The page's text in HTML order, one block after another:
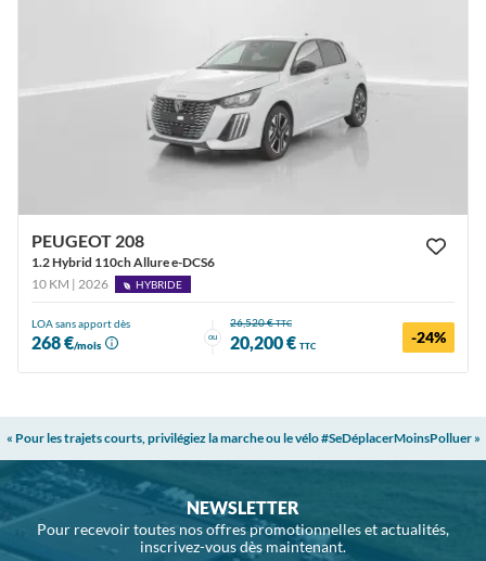
PEUGEOT 208
1.2 Hybrid 110ch Allure e-DCS6
10 KM | 2026
HYBRIDE
LOA sans apport dès
268 €/mois
ou
26,520 €TTC
20,200 € TTC -24%
« Pour les trajets courts, privilégiez la marche ou le vélo #SeDéplacerMoinsPolluer »
NEWSLETTER
Pour recevoir toutes nos offres promotionnelles et actualités,
inscrivez-vous dès maintenant.